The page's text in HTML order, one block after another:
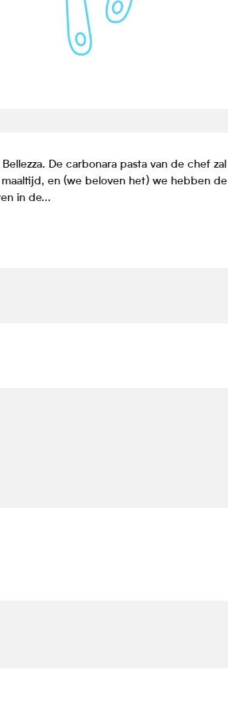
De carbonara pasta van de chef zal
en (we beloven het) we hebben de
in de...